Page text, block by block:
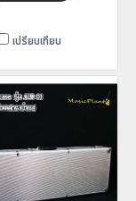
เปรียบเทียบ